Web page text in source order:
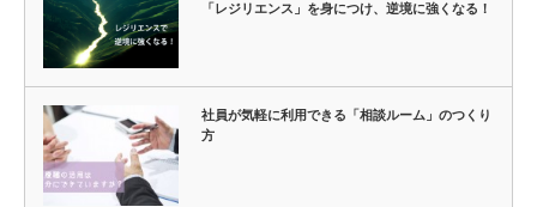
「レジリエンス」を身につけ、逆境に強くなる！
社員が気軽に利用できる「相談ルーム」のつくり
方